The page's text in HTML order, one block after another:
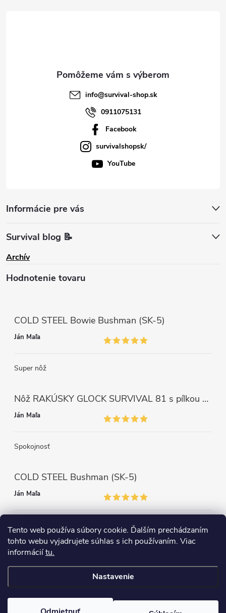
Tento web používa súbory cookie. Ďalším prechádzaním
tohto webu vyjadrujete súhlas s ich používaním. Viac
informáciítu.
Nastavenie
info@survival-shop.sk
0911075131
Facebook
survivalshopsk/
YouTube
Informácie pre vás
Survival blog 📝
Archív
Hodnotenie tovaru
COLD STEEL Bowie Bushman (SK-5)
Ján Maľa
Super nôž
Nôž RAKÚSKY GLOCK SURVIVAL 81 s pílkou ZELENÝ
Ján Maľa
Spokojnosť
COLD STEEL Bushman (SK-5)
Ján Maľa
Môžem len povedať super,super a super nôž
survival-shop. Všetky práva vyhradené.